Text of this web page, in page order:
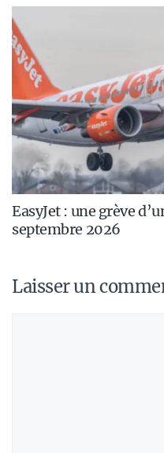
EasyJet : une grève
septembre 2026
Laisser un